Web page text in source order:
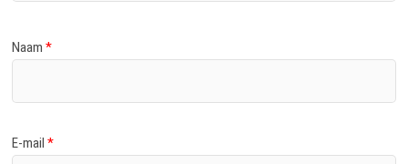
Naam*
E-mail*